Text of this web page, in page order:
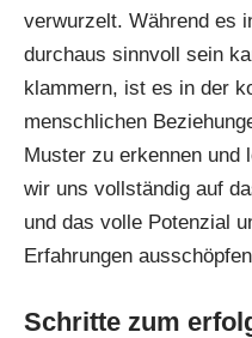
verwurzelt. Während es
durchaus sinnvoll sein
klammern, ist es in der
menschlichen
Muster zu erkennen und
wir uns vollständig auf
und das volle Potenzial
Erfahrungen
Schritte zum